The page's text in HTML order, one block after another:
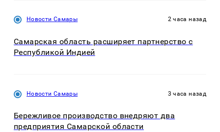
Новости Самары 2 часа назад
Самарская область расширяет партнерство с
Республикой Индией
Новости Самары 3 часа назад
Бережливое производство внедряют два
предприятия Самарской области